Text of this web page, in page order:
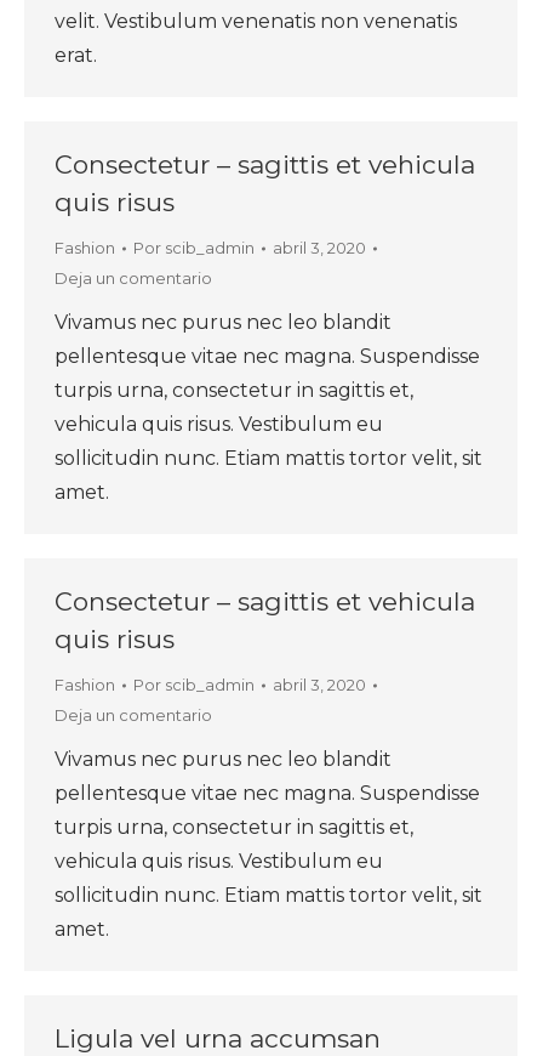
velit. Vestibulum venenatis non venenatis
erat.
Consectetur – sagittis et vehicula
quis risus
Fashion Por scib_admin
abril 3, 2020
Deja un comentario
Vivamus nec purus nec leo blandit
pellentesque vitae nec magna. Suspendisse
turpis urna, consectetur in sagittis et,
vehicula quis risus. Vestibulum eu
sollicitudin nunc. Etiam mattis tortor velit, sit
amet.
Consectetur – sagittis et vehicula
quis risus
Fashion Por scib_admin
abril 3, 2020
Deja un comentario
Vivamus nec purus nec leo blandit
pellentesque vitae nec magna. Suspendisse
turpis urna, consectetur in sagittis et,
vehicula quis risus. Vestibulum eu
sollicitudin nunc. Etiam mattis tortor velit, sit
amet.
Ligula vel urna accumsan